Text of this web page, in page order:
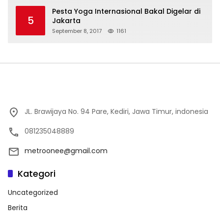
5
Pesta Yoga Internasional Bakal Digelar di
Jakarta
September 8, 2017 1161
JL. Brawijaya No. 94 Pare, Kediri, Jawa Timur, indonesia
081235048889
metroonee@gmail.com
Kategori
Uncategorized
Berita